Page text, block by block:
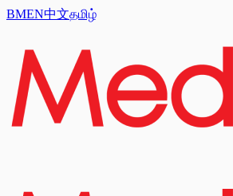
BMEN中文தமிழ்